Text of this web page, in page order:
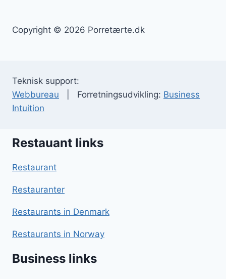
Copyright © 2026 Porretærte.dk
Teknisk support:
Webbureau | Forretningsudvikling: Business
Intuition
Restauant links
Restaurant
Restauranter
Restaurants in Denmark
Restaurants in Norway
Business links